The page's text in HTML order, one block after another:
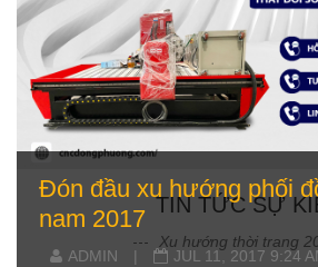
TIN TỨC SỰ
Xu hướng thời trang
Đón đầu xu hướng phối
nam 2017
ADMIN | JUL 11, 2017 9:24